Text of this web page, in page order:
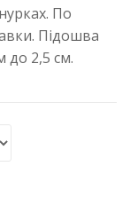
По
Підошва
до 2,5 см.